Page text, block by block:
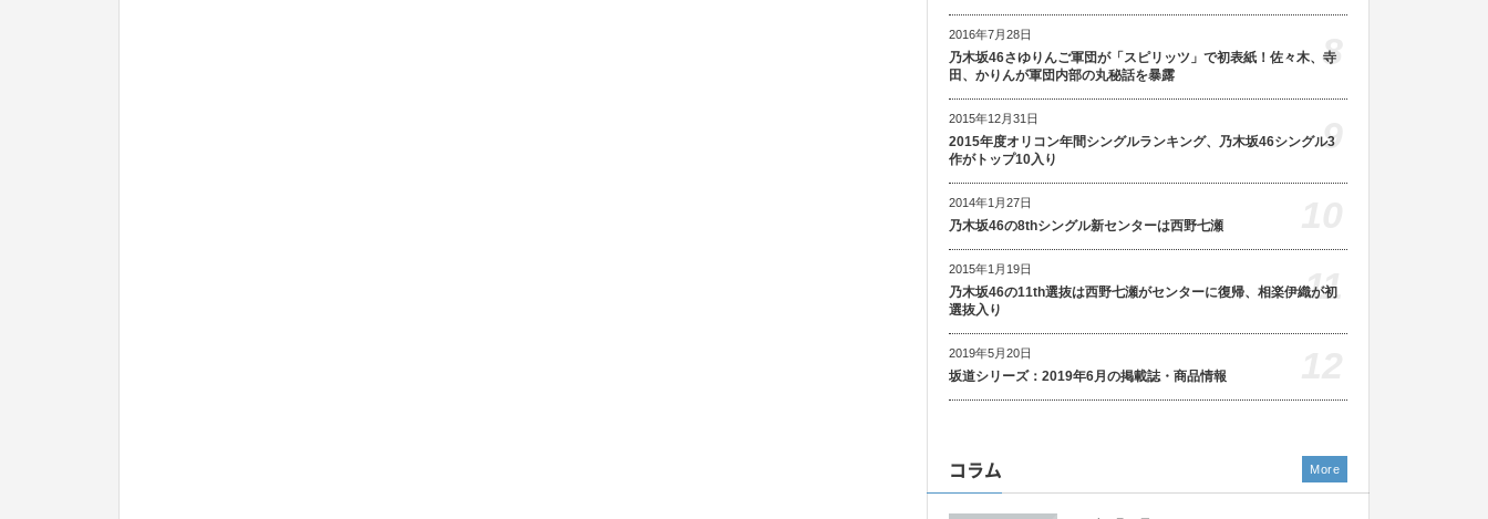
2016年7月28日
乃木坂46さゆりんご軍団が「スピリッツ」で初表紙！佐々木、寺
田、かりんが軍団内部の丸秘話を暴露
8
2015年12月31日
2015年度オリコン年間シングルランキング、乃木坂46シングル3
作がトップ10入り
9
2014年1月27日
乃木坂46の8thシングル新センターは西野七瀬
2015年1月19日
乃木坂46の11th選抜は西野七瀬がセンターに復帰、相楽伊織が初
選抜入り
11
2019年5月20日
坂道シリーズ：2019年6月の掲載誌・商品情報
コラム More